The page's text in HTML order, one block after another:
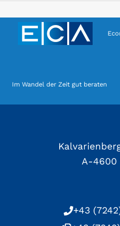
Im Wandel der Zeit gut beraten
A-4600
+43